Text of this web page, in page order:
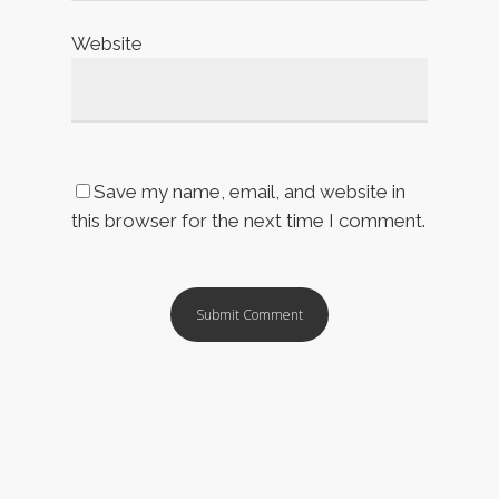
Website
Save my name, email, and website in
this browser for the next time I comment.